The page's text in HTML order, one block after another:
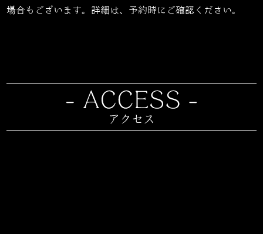
場合もございます。詳細は、予約時にご確認ください。